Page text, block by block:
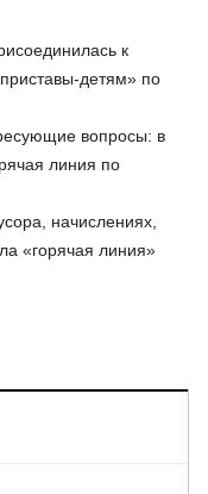
к
детям» по
вопросы: в
линия по
начислениях,
«горячая линия»